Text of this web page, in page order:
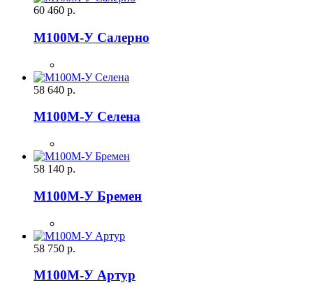
60 460 р.
М100М-У Салерно
58 640 р.
М100М-У Селена
58 140 р.
М100М-У Бремен
58 750 р.
М100М-У Артур